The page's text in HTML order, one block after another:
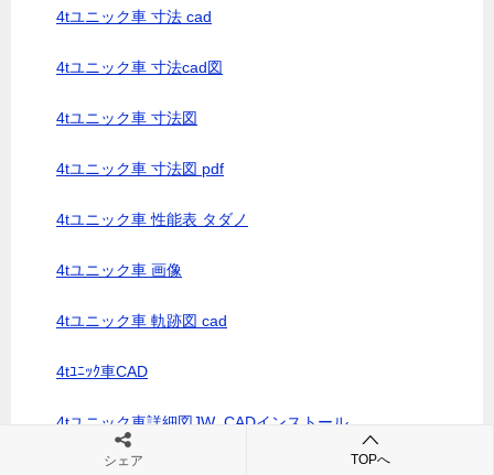
4tユニック車 寸法 cad
4tユニック車 寸法cad図
4tユニック車 寸法図
4tユニック車 寸法図 pdf
4tユニック車 性能表 タダノ
4tユニック車 画像
4tユニック車 軌跡図 cad
4tﾕﾆｯｸ車CAD
4tユニック車詳細図JW_CADインストール
シェア TOPへ